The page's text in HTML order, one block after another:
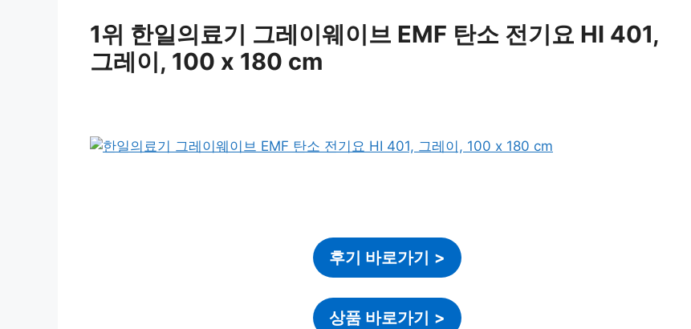
1위 한일의료기 그레이웨이브 EMF 탄소 전기요 HI 401,
그레이, 100 x 180 cm
후기 바로가기 >
상품 바로가기 >